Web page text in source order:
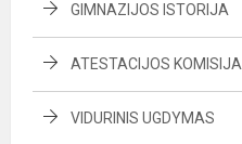
GIMNAZIJOS ISTORIJA
ATESTACIJOS KOMISIJA
VIDURINIS UGDYMAS